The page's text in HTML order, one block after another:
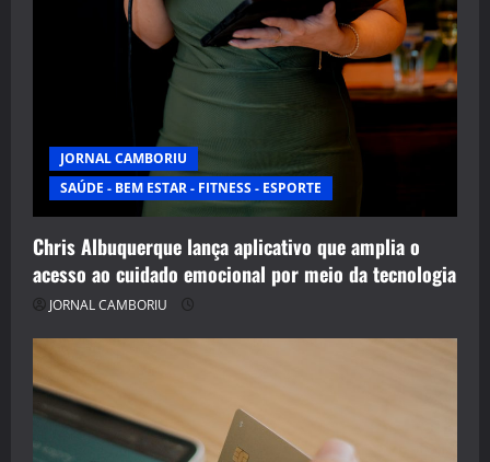
JORNAL CAMBORIU
SAÚDE - BEM ESTAR - FITNESS - ESPORTE
Chris Albuquerque lança aplicativo que amplia o
acesso ao cuidado emocional por meio da tecnologia
JORNAL CAMBORIU